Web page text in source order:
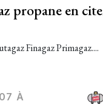
propane en
Finagaz Primagaz....
À